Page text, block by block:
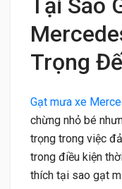
Tại Sao
Trọng
Gạt mưa xe
chừng nhỏ bé
trọng trong việc
trong điều kiện
thích tại sao gạt